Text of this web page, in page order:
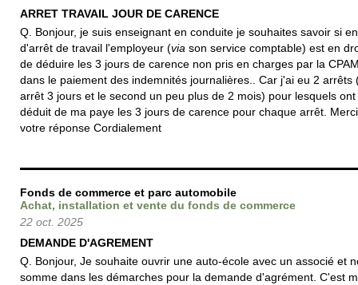
ARRET TRAVAIL JOUR DE CARENCE
Q. Bonjour, je suis enseignant en conduite je souhaites savoir si
d'arrêt de travail l'employeur (via son service comptable) est en
de déduire les 3 jours de carence non pris en charges par la
dans le paiement des indemnités journalières.. Car j'ai eu 2 arrêts
arrêt 3 jours et le second un peu plus de 2 mois) pour lesquels ont
déduit de ma paye les 3 jours de carence pour chaque arrêt.
votre réponse Cordialement
Fonds de commerce et parc automobile
Achat, installation et vente du fonds de commerce
22 oct. 2025
DEMANDE D'AGREMENT
Q. Bonjour, Je souhaite ouvrir une auto-école avec un associé et
somme dans les démarches pour la demande d'agrément. C'est